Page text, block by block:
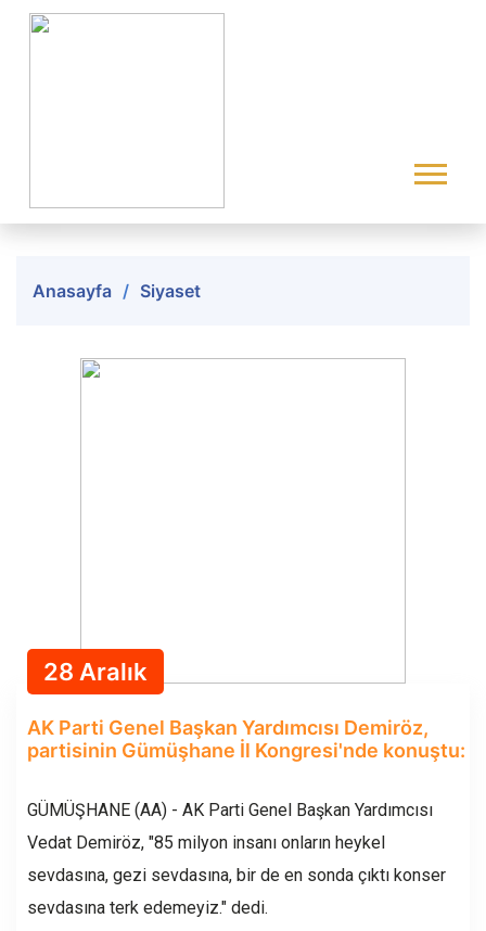
Anasayfa Siyaset
28 Aralık
AK Parti Genel Başkan Yardımcısı Demiröz,
partisinin Gümüşhane İl Kongresi'nde konuştu:
GÜMÜŞHANE (AA) - AK Parti Genel Başkan Yardımcısı
Vedat Demiröz, "85 milyon insanı onların heykel
sevdasına, gezi sevdasına, bir de en sonda çıktı konser
sevdasına terk edemeyiz." dedi.